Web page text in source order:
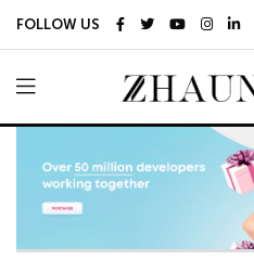
FOLLOW US